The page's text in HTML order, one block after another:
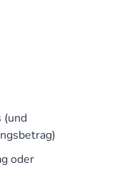
(und
oder